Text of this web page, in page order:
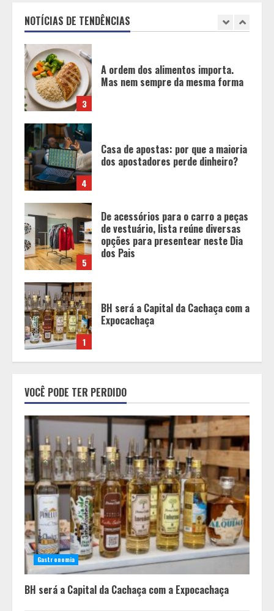
NOTÍCIAS DE TENDÊNCIAS
2
3
A ordem dos alimentos importa.
Mas nem sempre da mesma forma
4
Casa de apostas: por que a maioria
dos apostadores perde dinheiro?
5
De acessórios para o carro a peças
de vestuário, lista reúne diversas
opções para presentear neste Dia
dos Pais
1
BH será a Capital da Cachaça com a
Expocachaça
2
Cristo Redentor se iluminou na cor
laranja
3
A ordem dos alimentos importa.
Mas nem sempre da mesma forma
Casa de apostas: por que a maioria
dos apostadores perde dinheiro?
VOCÊ PODE TER PERDIDO
Gastronomia
BH será a Capital da Cachaça com a Expocachaça